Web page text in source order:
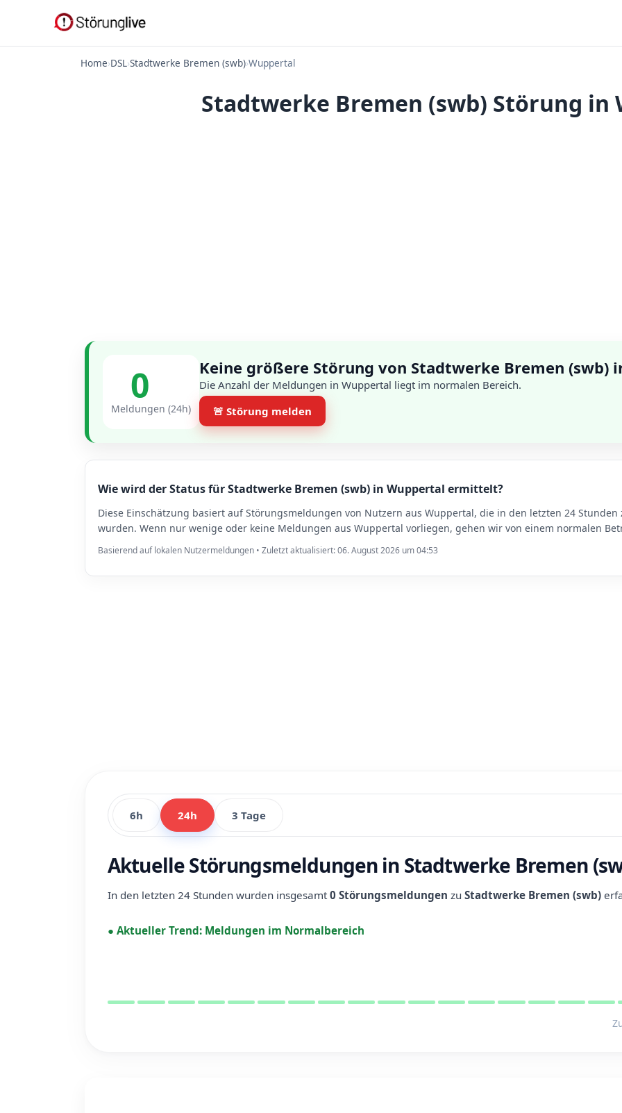
Home›DSL›Stadtwerke Bremen (swb)›Wuppertal
Stadtwerke Bremen (swb) Störung in
0
Meldungen (24h)
Keine größere Störung von Stadtwerke Bremen (swb)
Die Anzahl der Meldungen in Wuppertal liegt im normalen Bereich.
🚨 Störung melden
Wie wird der Status für Stadtwerke Bremen (swb) in Wuppertal ermittelt?
Diese Einschätzung basiert auf Störungsmeldungen von Nutzern aus Wuppertal, die in den letzten 24 Stunden
wurden. Wenn nur wenige oder keine Meldungen aus Wuppertal vorliegen, gehen wir von einem normalen
Basierend auf lokalen Nutzermeldungen • Zuletzt aktualisiert: 06. August 2026 um 04:53
6h 24h 3 Tage
Aktuelle Störungsmeldungen in Stadtwerke Bremen
In den letzten 24 Stunden wurden insgesamt0 Störungsmeldungen zu Stadtwerke Bremen (swb)
● Aktueller Trend: Meldungen im Normalbereich